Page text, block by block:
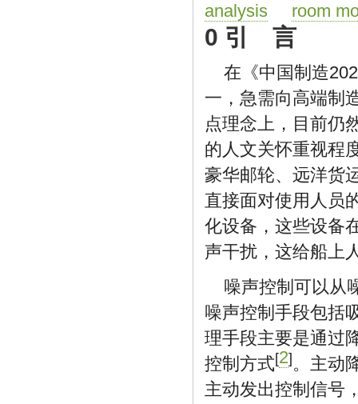
analysis
room
0 引 言
在《中国制造
一，急需向高端制
点理念上，目前仍
的人文关怀重视程
豪华邮轮、远洋货
直接面对使用人员
化设备，这些设备
声干扰，这给船上
噪声控制可以从
噪声控制手段包括
理手段主要是通过
控制方式[2]。主动
主动发出控制信号